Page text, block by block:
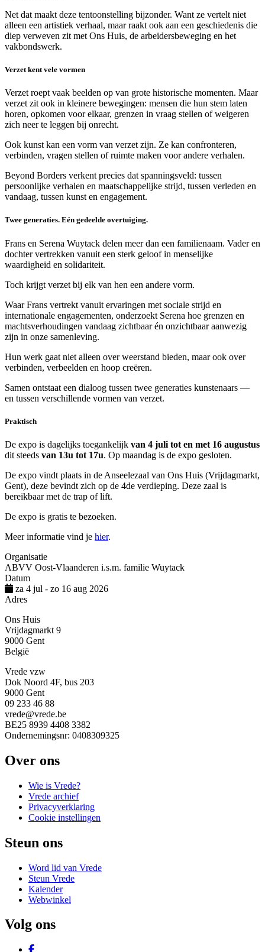
Net dat maakt deze tentoonstelling bijzonder. Want ze vertelt niet
alleen een artistiek verhaal, maar raakt ook aan een geschiedenis die
diep verweven zit met Ons Huis, de arbeidersbeweging en het
vakbondswerk.
Verzet kent vele vormen
Verzet roept vaak beelden op van grote historische momenten. Maar
verzet zit ook in kleinere bewegingen: mensen die hun stem laten
horen, opkomen voor elkaar, grenzen in vraag stellen of weigeren
zich neer te leggen bij onrecht.
Ook kunst kan een vorm van verzet zijn. Ze kan confronteren,
verbinden, vragen stellen of ruimte maken voor andere verhalen.
Beyond Borders verkent precies dat spanningsveld: tussen
persoonlijke verhalen en maatschappelijke strijd, tussen verleden en
vandaag, tussen kunst en engagement.
Twee generaties. Eén gedeelde overtuiging.
Frans en Serena Wuytack delen meer dan een familienaam. Vader en
dochter vertrekken vanuit een sterk geloof in menselijke
waardigheid en solidariteit.
Toch krijgt verzet bij elk van hen een andere vorm.
Waar Frans vertrekt vanuit ervaringen met sociale strijd en
internationale engagementen, onderzoekt Serena hoe grenzen en
machtsverhoudingen vandaag zichtbaar én onzichtbaar aanwezig
zijn in onze samenleving.
Hun werk gaat niet alleen over weerstand bieden, maar ook over
verbinden, verbeelden en hoop creëren.
Samen ontstaat een dialoog tussen twee generaties kunstenaars —
en tussen verschillende vormen van verzet.
Praktisch
De expo is dagelijks toegankelijk van 4 juli tot en met 16 augustus
dit steeds van 13u tot 17u. Op maandag is de expo gesloten.
De expo vindt plaats in de Anseelezaal van Ons Huis (Vrijdagmarkt,
Gent), deze bevindt zich op de 4de verdieping. Deze zaal is
bereikbaar met de trap of lift.
De expo is gratis te bezoeken.
Meer informatie vind je hier.
Organisatie
ABVV Oost-Vlaanderen i.s.m. familie Wuytack
Datum
za 4 jul - zo 16 aug 2026
Adres
Ons Huis
Vrijdagmarkt 9
9000 Gent
België
Vrede vzw
Dok Noord 4F, bus 203
9000 Gent
09 233 46 88
vrede@vrede.be
BE25 8939 4408 3382
Ondernemingsnr: 0408309325
Over ons
Wie is Vrede?
Vrede archief
Privacyverklaring
Cookie instellingen
Steun ons
Word lid van Vrede
Steun Vrede
Kalender
Webwinkel
Volg ons